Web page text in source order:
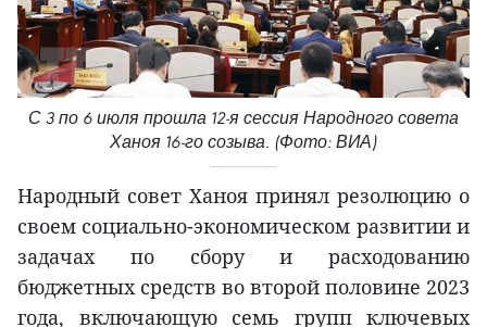
С 3 по 6 июля прошла 12-я сессия Народного совета
Ханоя 16-го созыва. (Фото: ВИА)
Народный совет Ханоя принял резолюцию о
своем социально-экономическом развитии и
задачах по сбору и расходованию
бюджетных средств во второй половине 2023
года, включающую семь групп ключевых